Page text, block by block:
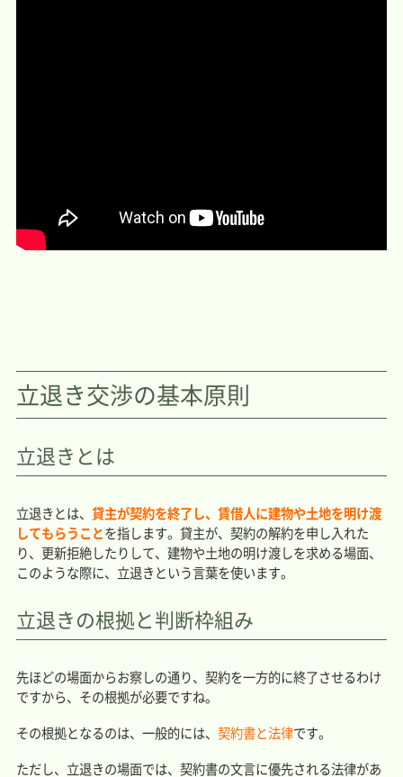
立退き交渉の基本原則
立退きとは
立退きとは、 貸主が契約を終了し、賃借人に建物や土地を明け渡
してもらうことを指します。貸主が、契約の解約を申し入れた
り、更新拒絶したりして、建物や土地の明け渡しを求める場面、
このような際に、立退きという言葉を使います。
立退きの根拠と判断枠組み
先ほどの場面からお察しの通り、契約を一方的に終了させるわけ
ですから、その根拠が必要ですね。
その根拠となるのは、一般的には、 契約書と法律です。
ただし、立退きの場面では、契約書の文言に優先される法律があ